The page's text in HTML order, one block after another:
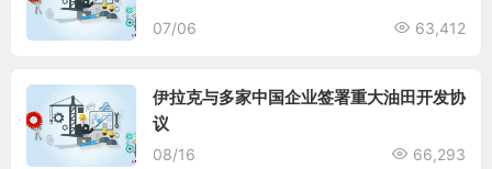
07/06 63,412
伊拉克与多家中国企业签署重大油田开发协
议
08/16 66,293